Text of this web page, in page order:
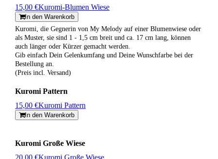
15,00 €Kuromi-Blumen Wiese
In den Warenkorb
Kuromi, die Gegnerin von My Melody auf einer Blumenwiese oder
als Muster, sie sind 1 - 1,5 cm breit und ca. 17 cm lang, können
auch länger oder Kürzer gemacht werden.
Gib einfach Dein Gelenkumfang und Deine Wunschfarbe bei der
Bestellung an.
(Preis incl. Versand)
Kuromi Pattern
15,00 €Kuromi Pattern
In den Warenkorb
Kuromi Große Wiese
20,00 €Kuromi Große Wiese